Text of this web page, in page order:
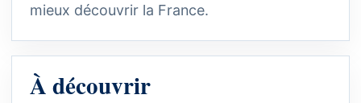
mieux découvrir la France.
À découvrir